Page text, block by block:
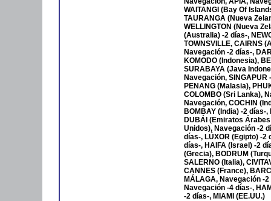
WAITANGI (Bay Of
TAURANGA (Nueva
WELLINGTON (Nueva
(Australia) -2 días-,
TOWNSVILLE, CAIRNS
Navegación -2 días-,
KOMODO (Indonesia),
SURABAYA (Java
Navegación, SINGAPUR
PENANG (Malasia),
COLOMBO (Sri Lanka),
Navegación, COCHIN
BOMBAY (India) -2 días-
DUBÁI (Emiratos
Unidos), Navegación -2
días-, LÚXOR (Egipto) -
días-, HAIFA (Israel) -2
(Grecia), BODRUM
SALERNO (Italia),
CANNES (France),
MÁLAGA, Navegación -
Navegación -4 días-,
-2 días-, MIAMI (EE.UU.)